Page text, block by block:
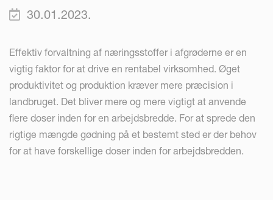
30.01.2023.
Effektiv forvaltning af næringsstoffer i afgrøderne er en
vigtig faktor for at drive en rentabel virksomhed. Øget
produktivitet og produktion kræver mere præcision i
landbruget. Det bliver mere og mere vigtigt at anvende
flere doser inden for en arbejdsbredde. For at sprede den
rigtige mængde gødning på et bestemt sted er der behov
for at have forskellige doser inden for arbejdsbredden.